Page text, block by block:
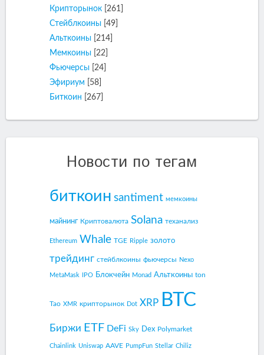
Крипторынок
[261]
Стейблкоины [49]
Альткоины
[214]
Мемкоины
[22]
Фьючерсы
[24]
Эфириум
[58]
Биткоин
[267]
Новости по тегам
биткоин santiment мемкоины
майнинг Криптовалюта Solana теханализ
Ethereum Whale TGE Ripple золото
трейдинг стейблкоины фьючерсы Nexo
MetaMask IPO Блокчейн Monad Альткоины ton
Tao XMR крипторынок Dot XRP BTC
Биржи ETF DeFi Sky Dex Polymarket
Chainlink Uniswap AAVE PumpFun Stellar Chiliz